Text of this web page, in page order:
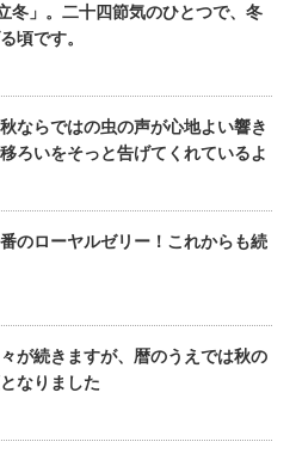
冬」。二十四節気のひとつで、冬
頃です。
ならではの虫の声が心地よい響き
ろいをそっと告げてくれているよ
のローヤルゼリー！これからも続
が続きますが、暦のうえでは秋の
なりました